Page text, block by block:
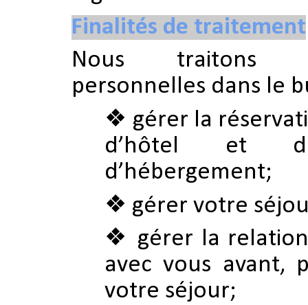
Finalités de traitement
Nous traitons
personnelles dans le
gérer la
d’hôtel et
d’hébergement;
gérer votre
gérer la
avec vous avant,
votre séjour;